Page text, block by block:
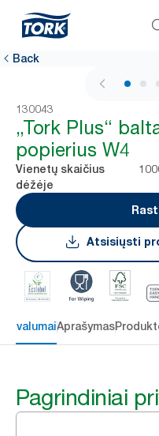
Back
130043
„Tork Plus“
popierius W4
Vienetų skaičius
dėžėje
Atsisiųsti
Aprašymas
Pagrindiniai